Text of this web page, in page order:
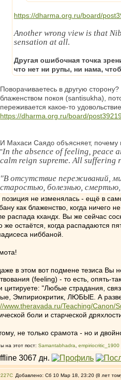
https://dharma.org.ru/board/
Another wrong view is that
sensation at all.
Другая ошибочная точка
что нет ни рупы, ни нама,
Поворачиваетесь в другую
блаженством покоя (santisukha),
переживается какое-то
https://dharma.org.ru/board/
И Махаси Саядо объясняет,
"In the absence of feeling, peace
calm reign supreme. All suffering
"В отсутствие переживаний,
старостью, болезнью,
не изменялась - ещё в
как блаженство, когда ничего
распада кхандх. Вы же сейчас
же остаётся, когда распадаются
ниббаной.
в этом вот подмене тезиса Вы
(feeling) - то есть, опять-
цитируете: "Любые страдания,
Эмпириокритик, ЛЮБЫЕ. А
www.theravada.ru/Teaching/Canon/
боли и старческой
не только срамота - но и
на этот пост: Samantabhadra empiriocritic_1900
Добавлено: Сб 10 Мар 18, 23:20 (8 лет